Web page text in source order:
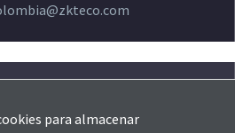
para almacenar